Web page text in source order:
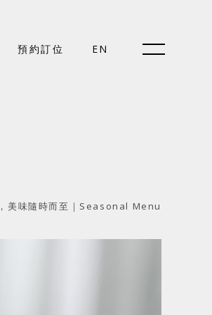
預約訂位 EN
預約訂位 EN
關於好樣
最新消息
美味隨時而至｜Seasonal Menu